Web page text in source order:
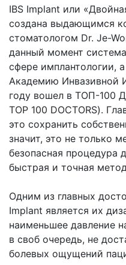
IBS Implant или
создана выдающимся
стоматологом Dr. Je-
данный момент
сфере имплантологии,
Академию Инвазивной
году вошел в ТОП-100
TOP 100 DOCTORS).
это сохранить
значит, это не только
безопасная процедура
быстрая и точная
Одним из главных
Implant является их
наименьшее давление
в своб очередь, не
болевых ощущений